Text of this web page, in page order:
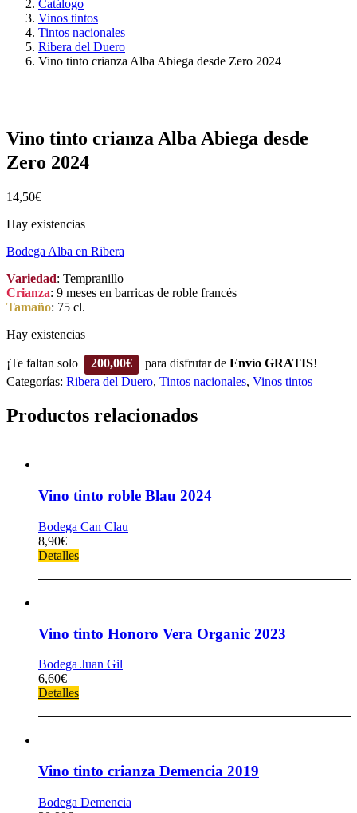
Catálogo
Vinos tintos
Tintos nacionales
Ribera del Duero
Vino tinto crianza Alba Abiega desde Zero 2024
Vino tinto crianza Alba Abiega desde
Zero 2024
14,50€
Hay existencias
Bodega Alba en Ribera
Variedad: Tempranillo
Crianza: 9 meses en barricas de roble francés
Tamaño: 75 cl.
Hay existencias
¡Te faltan solo 200,00€ para disfrutar de Envío GRATIS!
Categorías: Ribera del Duero, Tintos nacionales, Vinos tintos
Productos relacionados
Vino tinto roble Blau 2024
Bodega Can Clau
8,90€
Detalles
Vino tinto Honoro Vera Organic 2023
Bodega Juan Gil
6,60€
Detalles
Vino tinto crianza Demencia 2019
Bodega Demencia